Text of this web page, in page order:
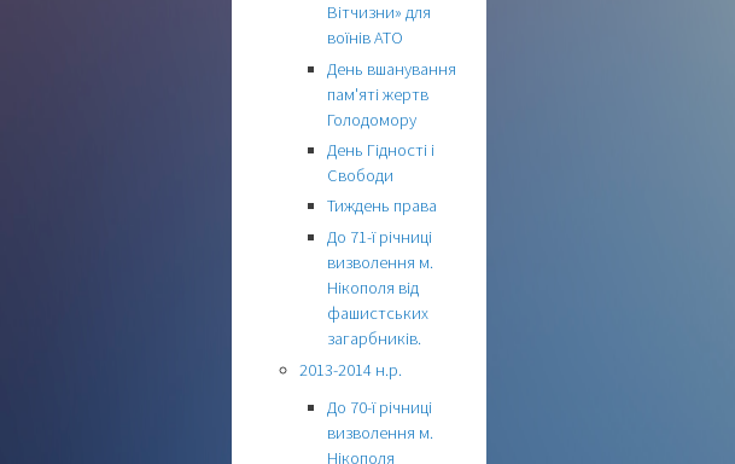
Вітчизни» для
воїнів АТО
День вшанування
пам'яті жертв
Голодомору
День Гідності і
Свободи
Тиждень права
До 71-ї річниці
визволення м.
Нікополя від
фашистських
загарбників.
2013-2014 н.р.
До 70-ї річниці
визволення м.
Нікополя